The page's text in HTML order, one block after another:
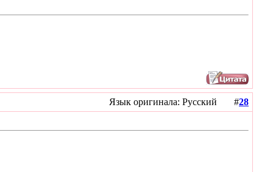
Язык оригинала: Русский #28